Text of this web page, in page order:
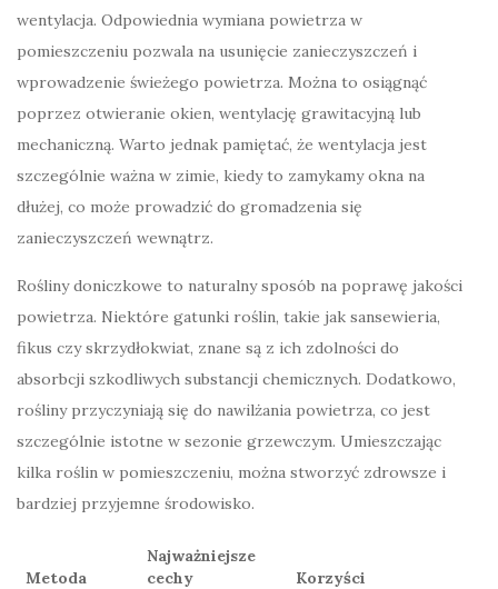
wentylacja. Odpowiednia wymiana powietrza w
pomieszczeniu pozwala na usunięcie zanieczyszczeń i
wprowadzenie świeżego powietrza. Można to osiągnąć
poprzez otwieranie okien, wentylację grawitacyjną lub
mechaniczną. Warto jednak pamiętać, że wentylacja jest
szczególnie ważna w zimie, kiedy to zamykamy okna na
dłużej, co może prowadzić do gromadzenia się
zanieczyszczeń wewnątrz.
Rośliny doniczkowe to naturalny sposób na poprawę jakości
powietrza. Niektóre gatunki roślin, takie jak sansewieria,
fikus czy skrzydłokwiat, znane są z ich zdolności do
absorbcji szkodliwych substancji chemicznych. Dodatkowo,
rośliny przyczyniają się do nawilżania powietrza, co jest
szczególnie istotne w sezonie grzewczym. Umieszczając
kilka roślin w pomieszczeniu, można stworzyć zdrowsze i
bardziej przyjemne środowisko.
Metoda
Najważniejsze
cechy
Korzyści